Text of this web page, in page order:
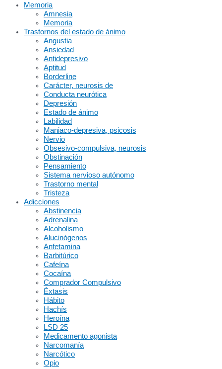
Memoria
Amnesia
Memoria
Trastornos del estado de ánimo
Angustia
Ansiedad
Antidepresivo
Aptitud
Borderline
Carácter, neurosis de
Conducta neurótica
Depresión
Estado de ánimo
Labilidad
Maniaco-depresiva, psicosis
Nervio
Obsesivo-compulsiva, neurosis
Obstinación
Pensamiento
Sistema nervioso autónomo
Trastorno mental
Tristeza
Adicciones
Abstinencia
Adrenalina
Alcoholismo
Alucinógenos
Anfetamina
Barbitúrico
Cafeína
Cocaína
Comprador Compulsivo
Éxtasis
Hábito
Hachís
Heroína
LSD 25
Medicamento agonista
Narcomanía
Narcótico
Opio